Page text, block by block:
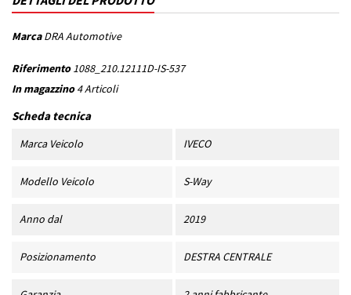
Marca DRA Automotive
Riferimento 1088_210.12111D-IS-537
In magazzino 4 Articoli
Scheda tecnica
Marca Veicolo IVECO
Modello Veicolo S-Way
Anno dal 2019
Posizionamento DESTRA CENTRALE